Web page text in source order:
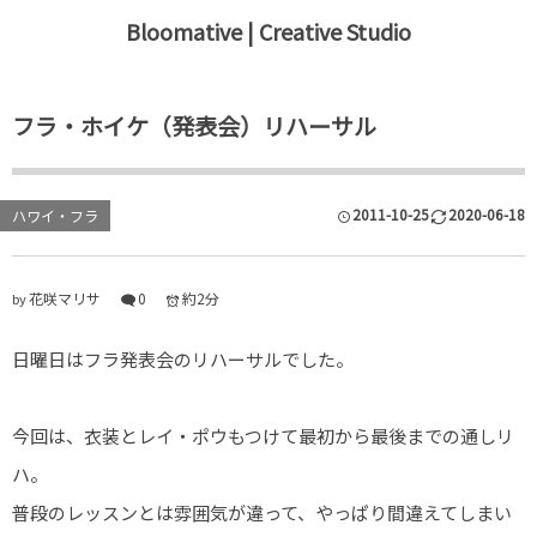
Bloomative | Creative Studio
フラ・ホイケ（発表会）リハーサル
ハワイ・フラ 2011-10-25 2020-06-18
by花咲マリサ 0 約2分
日曜日はフラ発表会のリハーサルでした。
今回は、衣装とレイ・ポウもつけて最初から最後までの通しリ
ハ。
普段のレッスンとは雰囲気が違って、やっぱり間違えてしまい
イラスト・デザイン
ファッション・コスメ
日記・イラストレポ